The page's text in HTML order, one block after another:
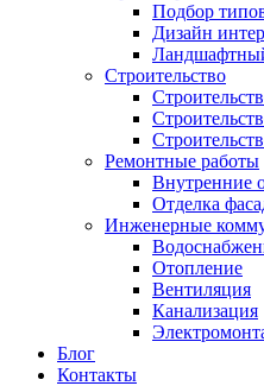
Подбор
Дизайн
Строительство
Ремонтные работы
Внутренние
Отделка
Инженерные
Отопление
Вентиляция
Канализация
Блог
Контакты